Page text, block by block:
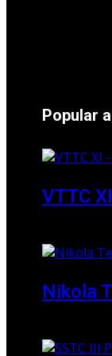
Popular
VTTC
Nikola